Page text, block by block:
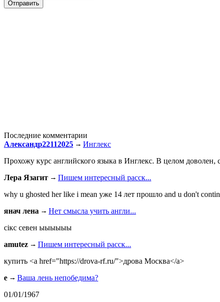
Последние комментарии
Александр22112025
Инглекс
Прохожу курс английского языка в Инглекс. В целом доволен,
Лера Язагит
Пишем интересный расск...
why u ghosted her like i mean уже 14 лет прошло and u don't
янач лена
Нет смысла учить англи...
сiкс севен ыыыыыы
amutez
Пишем интересный расск...
купить <a href="https://drova-rf.ru/">дрова Москва</a>
e
Ваша лень непобедима?
01/01/1967